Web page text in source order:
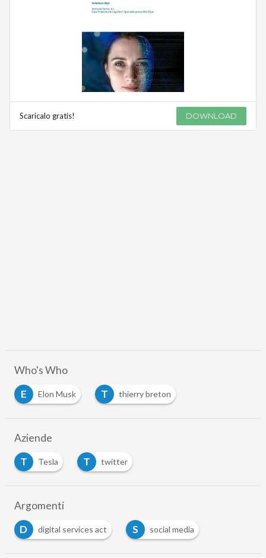
Scaricalo gratis! DOWNLOAD
Who's Who
E
Elon Musk T thierry breton
Aziende
T
Tesla T twitter
Argomenti
D
digital services act S social media